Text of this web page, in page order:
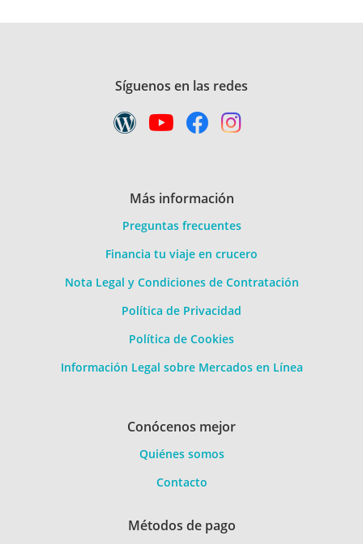
Síguenos en las redes
Más información
Preguntas frecuentes
Financia tu viaje en crucero
Nota Legal y Condiciones de Contratación
Política de Privacidad
Política de Cookies
Información Legal sobre Mercados en Línea
Conócenos mejor
Quiénes somos
Contacto
Métodos de pago